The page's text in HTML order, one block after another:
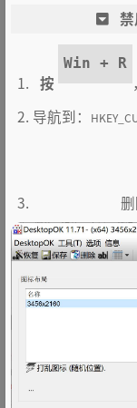
按
Win + R
导航到：